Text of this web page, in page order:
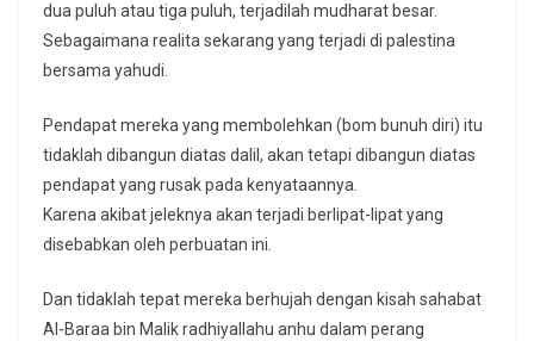
dua puluh atau tiga puluh, terjadilah mudharat besar.
Sebagaimana realita sekarang yang terjadi di palestina
bersama yahudi.
Pendapat mereka yang membolehkan (bom bunuh diri) itu
tidaklah dibangun diatas dalil, akan tetapi dibangun diatas
pendapat yang rusak pada kenyataannya.
Karena akibat jeleknya akan terjadi berlipat-lipat yang
disebabkan oleh perbuatan ini.
Dan tidaklah tepat mereka berhujah dengan kisah sahabat
Al-Baraa bin Malik radhiyallahu anhu dalam perang